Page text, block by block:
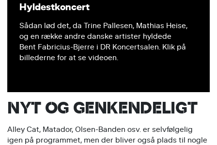
Hyldestkoncert
Sådan lød det, da Trine Pallesen, Mathias Heise,
og en række andre danske artister hyldede
Bent Fabricius-Bjerre i DR Koncertsalen. Klik på
billederne for at se videoen.
NYT OG GENKENDELIGT
Alley Cat, Matador, Olsen-Banden osv. er selvfølgelig
igen på programmet, men der bliver også plads til nogle